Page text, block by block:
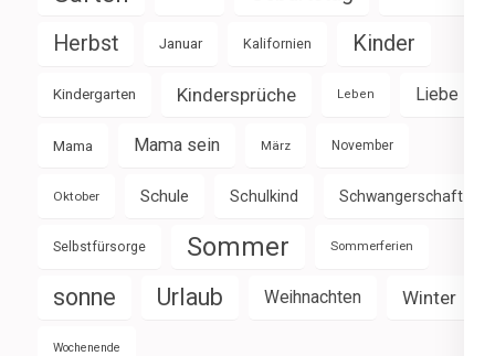
Herbst Januar Kalifornien Kinder
Kindergarten Kindersprüche Leben Liebe
Mama Mama sein März November
Oktober Schule Schulkind Schwangerschaft
Selbstfürsorge Sommer Sommerferien
sonne Urlaub Weihnachten Winter
Wochenende